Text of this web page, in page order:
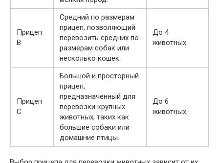
Прицеп
B
Средний по размерам
прицеп, позволяющий
перевозить средних по
размерам собак или
несколько кошек.
До 4
животных
Прицеп
C
Большой и просторный
прицеп,
предназначенный для
перевозки крупных
животных, таких как
большие собаки или
домашние птицы.
До 6
животных